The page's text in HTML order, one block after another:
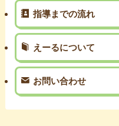
指導までの流れ
えーるについて
お問い合わせ